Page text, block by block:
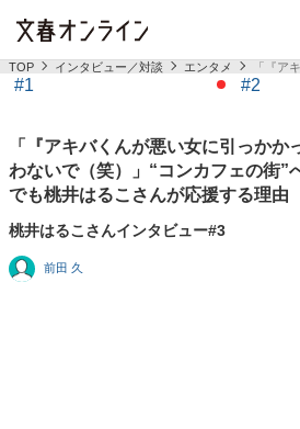
TOP インタビュー／対談 エンタメ 「『ア
#1 #2
「『アキバくんが悪い女に引っか
わないで（笑）」“コンカフェの街”
でも桃井はるこさんが応援する理由
桃井はるこさんインタビュー#3
前田 久